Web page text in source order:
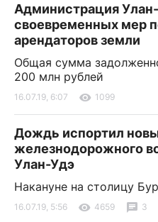
Администрация
своевременных мер
арендаторов земли
Общая сумма
200 млн рублей
16.07.19, 6:07 1099
Дождь испортил
железнодорожного
Улан-Удэ
Накануне на столицу
16.07.19, 5:56 4659 3